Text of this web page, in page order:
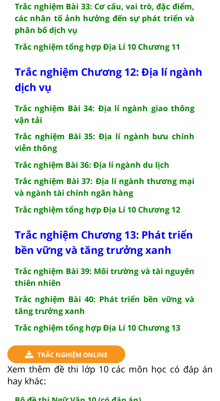
Trắc nghiệm Bài 33: Cơ cấu, vai trò, đặc điểm,
các nhân tố ảnh hưởng đến sự phát triển và
phân bố dịch vụ
Trắc nghiệm tổng hợp Địa Lí 10 Chương 11
Trắc nghiệm Chương 12: Địa lí ngành
dịch vụ
Trắc nghiệm Bài 34: Địa lí ngành giao thông
vận tải
Trắc nghiệm Bài 35: Địa lí ngành bưu chính
viễn thông
Trắc nghiệm Bài 36: Địa lí ngành du lịch
Trắc nghiệm Bài 37: Địa lí ngành thương mại
và ngành tài chính ngân hàng
Trắc nghiệm tổng hợp Địa Lí 10 Chương 12
Trắc nghiệm Chương 13: Phát triển
bền vững và tăng trưởng xanh
Trắc nghiệm Bài 39: Môi trường và tài nguyên
thiên nhiên
Trắc nghiệm Bài 40: Phát triển bền vững và
tăng trưởng xanh
Trắc nghiệm tổng hợp Địa Lí 10 Chương 13
TRẮC NGHIỆM ONLINE
Xem thêm đề thi lớp 10 các môn học có đáp án
hay khác: